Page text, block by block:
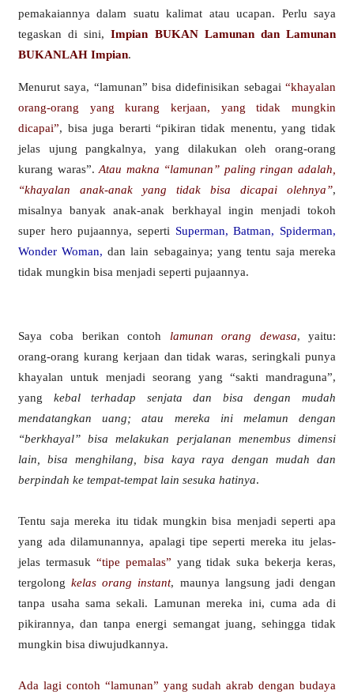
pemakaiannya dalam suatu kalimat atau ucapan. Perlu saya
tegaskan di sini,Impian BUKAN Lamunan dan Lamunan
BUKANLAH Impian.
Menurut saya, “lamunan” bisa didefinisikan sebagai “khayalan
orang-orang yang kurang kerjaan, yang tidak mungkin
dicapai”, bisa juga berarti “pikiran tidak menentu, yang tidak
jelas ujung pangkalnya, yang dilakukan oleh orang-orang
kurang waras”.Atau makna “lamunan” paling ringan adalah,
“khayalan anak-anak yang tidak bisa dicapai olehnya”,
misalnya banyak anak-anak berkhayal ingin menjadi tokoh
super hero pujaannya, seperti Superman, Batman, Spiderman,
Wonder Woman, dan lain sebagainya; yang tentu saja mereka
tidak mungkin bisa menjadi seperti pujaannya.
Saya coba berikan contoh lamunan orang dewasa, yaitu:
orang-orang kurang kerjaan dan tidak waras, seringkali punya
khayalan untuk menjadi seorang yang “sakti mandraguna”,
yang kebal terhadap senjata dan bisa dengan mudah
mendatangkan uang; atau mereka ini melamun dengan
“berkhayal” bisa melakukan perjalanan menembus dimensi
lain, bisa menghilang, bisa kaya raya dengan mudah dan
berpindah ke tempat-tempat lain sesuka hatinya.
Tentu saja mereka itu tidak mungkin bisa menjadi seperti apa
yang ada dilamunannya, apalagi tipe seperti mereka itu jelas-
jelas termasuk “tipe pemalas” yang tidak suka bekerja keras,
tergolongkelas orang instant, maunya langsung jadi dengan
tanpa usaha sama sekali. Lamunan mereka ini, cuma ada di
pikirannya, dan tanpa energi semangat juang, sehingga tidak
mungkin bisa diwujudkannya.
Ada lagi contoh “lamunan” yang sudah akrab dengan budaya